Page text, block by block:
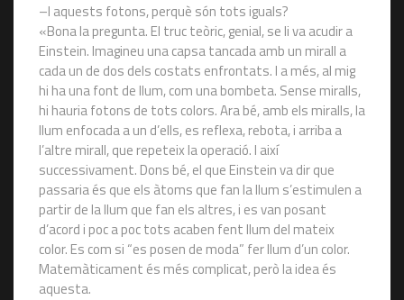
–I aquests fotons, perquè són tots iguals?
«Bona la pregunta. El truc teòric, genial, se li va acudir a
Einstein. Imagineu una capsa tancada amb un mirall a
cada un de dos dels costats enfrontats. I a més, al mig
hi ha una font de llum, com una bombeta. Sense miralls,
hi hauria fotons de tots colors. Ara bé, amb els miralls, la
llum enfocada a un d’ells, es reflexa, rebota, i arriba a
l’altre mirall, que repeteix la operació. I així
successivament. Dons bé, el que Einstein va dir que
passaria és que els àtoms que fan la llum s’estimulen a
partir de la llum que fan els altres, i es van posant
d’acord i poc a poc tots acaben fent llum del mateix
color. Es com si “es posen de moda” fer llum d’un color.
Matemàticament és més complicat, però la idea és
aquesta.